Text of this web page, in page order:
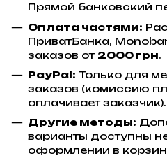
Прямой банковский
Оплата частями:
ПриватБанка,
заказов от 2000 грн.
PayPal: Только для
заказов (комиссию
оплачивает заказчик).
Другие методы:
варианты доступны
оформлении в